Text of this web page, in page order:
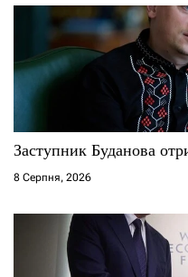
Заступник Буданова
8 Серпня, 2026